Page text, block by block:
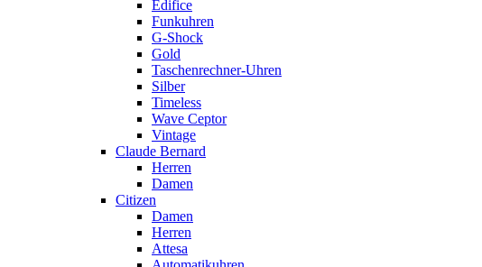
Edifice
Funkuhren
G-Shock
Gold
Taschenrechner-Uhren
Silber
Timeless
Wave Ceptor
Vintage
Claude Bernard
Herren
Damen
Citizen
Damen
Herren
Attesa